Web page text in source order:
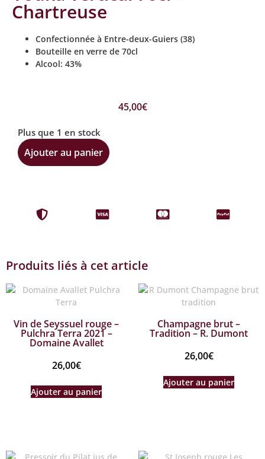
Chartreuse
Confectionnée à Entre-deux-Guiers (38)
Bouteille en verre de 70cl
Alcool: 43%
45,00€
Plus que 1 en stock
Ajouter au panier
Produits liés à cet article
Vin de Seyssuel rouge –
Pulchra Terra 2021 –
Domaine Avallet
26,00€
Ajouter au panier
Champagne brut –
Tradition – R. Dumont
26,00€
Ajouter au panier